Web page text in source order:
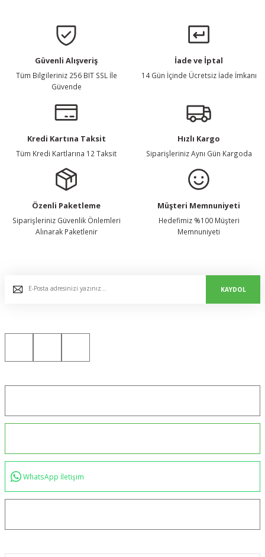
Güvenli Alışveriş
Tüm Bilgileriniz 256 BIT SSL İle
Güvende
İade ve İptal
14 Gün İçinde Ücretsiz İade İmkanı
Kredi Kartına Taksit
Tüm Kredi Kartlarına 12 Taksit
Hızlı Kargo
Siparişleriniz Aynı Gün Kargoda
Özenli Paketleme
Siparişleriniz Güvenlik Önlemleri
Alınarak Paketlenir
Müşteri Memnuniyeti
Hedefimiz %100 Müşteri
Memnuniyeti
KAYDOL
WhatsApp İletişim